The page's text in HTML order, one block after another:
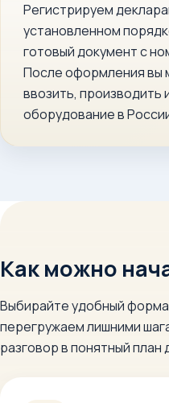
Регистрируем
установленном
готовый документ с
После оформления вы
ввозить, производить
оборудование в
Как можно
Выбирайте удобный
перегружаем лишними
разговор в понятный план